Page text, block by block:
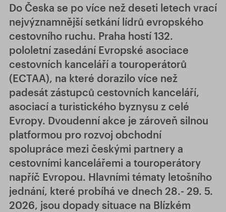
Do Česka se po více než deseti letech vrací
nejvýznamnější setkání lídrů evropského
cestovního ruchu. Praha hostí 132.
pololetní zasedání Evropské asociace
cestovních kanceláří a touroperátorů
(ECTAA), na které dorazilo více než
padesát zástupců cestovních kanceláří,
asociací a turistického byznysu z celé
Evropy. Dvoudenní akce je zároveň silnou
platformou pro rozvoj obchodní
spolupráce mezi českými partnery a
cestovními kancelářemi a touroperátory
napříč Evropou. Hlavními tématy letošního
jednání, které probíhá ve dnech 28.- 29. 5.
2026, jsou dopady situace na Blízkém